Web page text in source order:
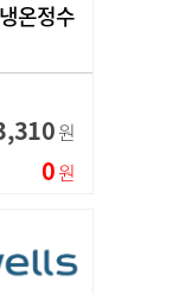
온정수
원
0원